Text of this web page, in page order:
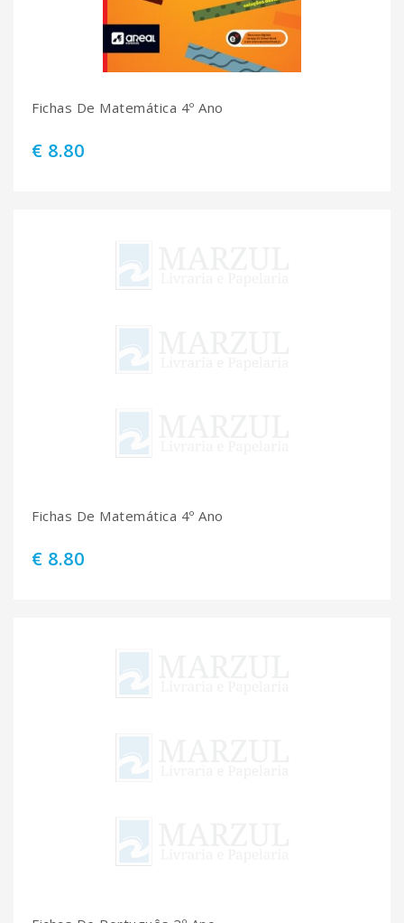
Fichas De Matemática 4º Ano
€ 8.80
Fichas De Matemática 4º Ano
€ 8.80